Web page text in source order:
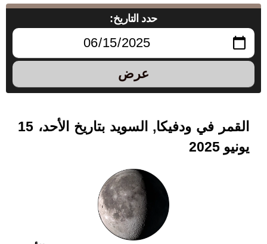
حدد التاريخ:
عرض
القمر في ودفيكا, السويد بتاريخ الأحد، 15
يونيو 2025